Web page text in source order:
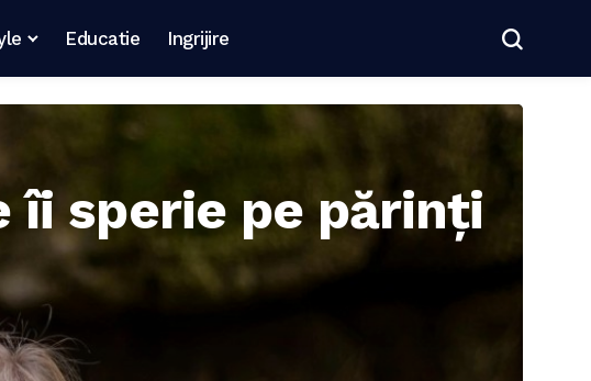
Educatie Ingrijire
îi sperie pe părinți